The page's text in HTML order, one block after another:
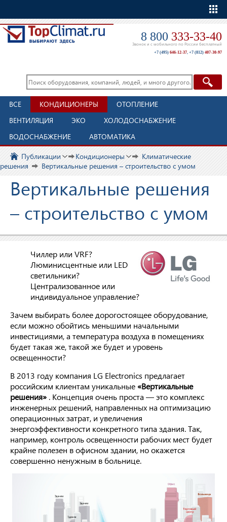
8 800 333-33-40
Звонок и с мобильного по России бесплатный
+7 (495) 646-12-37, +7 (812) 407-30-97
ВСЕ КОНДИЦИОНЕРЫ
ОТОПЛЕНИЕ
ВЕНТИЛЯЦИЯ
ЭКО
ХОЛОДОСНАБЖЕНИЕ
ВОДОСНАБЖЕНИЕ
АВТОМАТИКА
Публикации Кондиционеры
Климатические
решения
Вертикальные решения – строительство с умом
Вертикальные решения
– строительство с умом
Чиллер или VRF?
Люминисцентные или LED
светильники?
Централизованное или
индивидуальное управление?
Зачем выбирать более дорогостоящее оборудование,
если можно обойтись меньшими начальными
инвестициями, а температура воздуха в помещениях
будет такая же, такой же будет и уровень
освещенности?
В 2013 году компания LG Electronics предлагает
российским клиентам уникальные«Вертикальные
решения» . Концепция очень проста — это комплекс
инженерных решений, направленных на оптимизацию
операционных затрат, и увеличения
энергоэффективности конкретного типа здания. Так,
например, контроль освещенности рабочих мест будет
крайне полезен в офисном здании, но окажется
совершенно ненужным в больнице.